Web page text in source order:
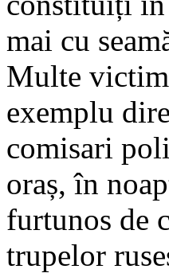
mai cu
Multe
exemplu
comisari
oraș, în
furtunos de
trupelor